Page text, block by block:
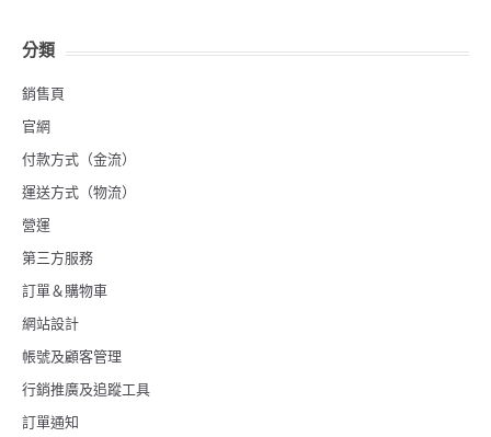
分類
銷售頁
官網
付款方式（金流）
運送方式（物流）
營運
第三方服務
訂單＆購物車
網站設計
帳號及顧客管理
行銷推廣及追蹤工具
訂單通知